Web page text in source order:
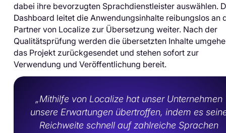
dabei ihre bevorzugten Sprachdienstleister auswählen.
Dashboard leitet die Anwendungsinhalte reibungslos an
Partner von Localize zur Übersetzung weiter. Nach der
Qualitätsprüfung werden die übersetzten Inhalte
das Projekt zurückgesendet und stehen sofort zur
Verwendung und Veröffentlichung bereit.
„Mithilfe von Localize hat unser Unternehmen
unsere Erwartungen übertroffen, indem es
Reichweite schnell auf zahlreiche Sprachen